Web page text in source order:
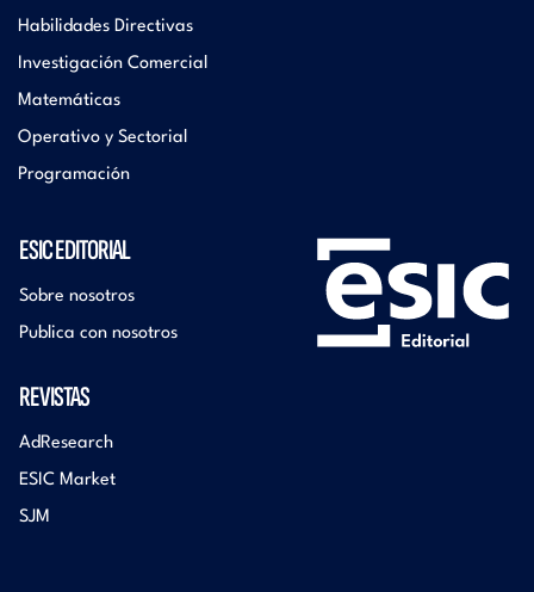
Habilidades Directivas
Investigación Comercial
Matemáticas
Operativo y Sectorial
Programación
ESIC EDITORIAL
Sobre nosotros
Publica con nosotros
REVISTAS
AdResearch
ESIC Market
SJM